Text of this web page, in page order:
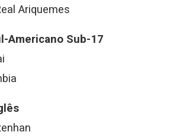
Ariquemes
Americano Sub-17